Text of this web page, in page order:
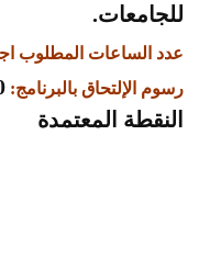
للجامعات.
عدد الساعات المطلوب
رسوم الإلتحاق بالبرنامج:
النقطة المعتمدة